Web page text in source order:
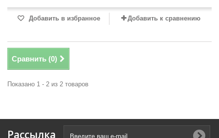
Добавить в избранное Добавить к сравнению
Сравнить (0)
Показано 1 - 2 из 2 товаров
Рассылка